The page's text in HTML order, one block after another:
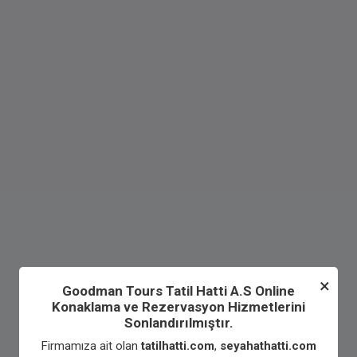
×
Goodman Tours Tatil Hatti A.S Online
Konaklama ve Rezervasyon Hizmetlerini
Sonlandırılmıştır.
Firmamıza ait olantatilhatti.com, seyahathatti.com